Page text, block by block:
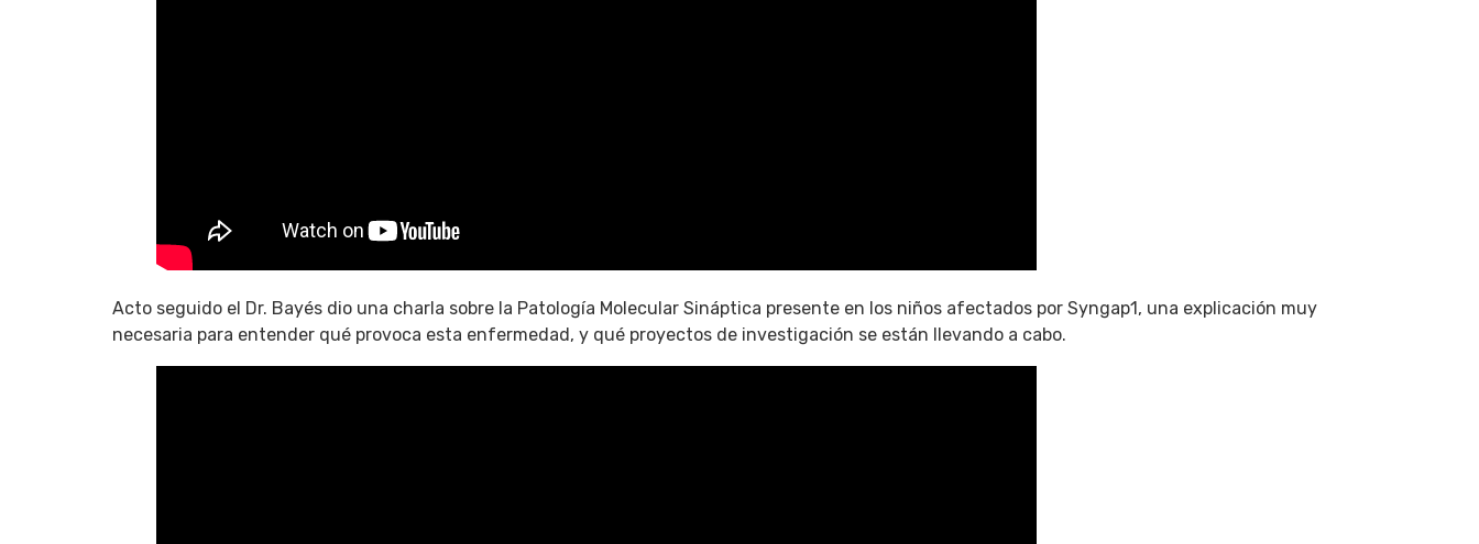
Acto seguido el Dr. Bayés dio una charla sobre la Patología Molecular Sináptica presente en los niños afectados por Syngap1, una explicación muy
necesaria para entender qué provoca esta enfermedad, y qué proyectos de investigación se están llevando a cabo.